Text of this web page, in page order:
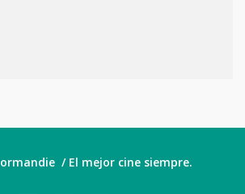
/ El mejor cine siempre.